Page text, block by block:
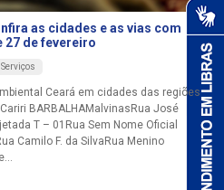
as cidades e as vias com
27 de fevereiro
Serviços
Ceará em cidades das regiões
BARBALHAMalvinasRua José
T – 01Rua Sem Nome Oficial
Camilo F. da SilvaRua Menino